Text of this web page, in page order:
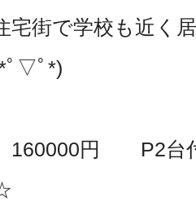
宅街で学校も近く
ﾟ▽ﾟ*)
160000円 P2台